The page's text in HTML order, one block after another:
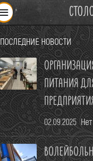
ПОСЛЕДНИЕ НОВОСТИ
ПИТАНИЯ
02.09.2025
СТОЛОВАЯ
ПРИЕМ
ЗАКАЗЫ